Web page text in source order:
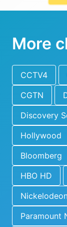
More
CCTV4
CGTN
Discovery
Hollywood
Bloomberg
HBO HD
Paramount